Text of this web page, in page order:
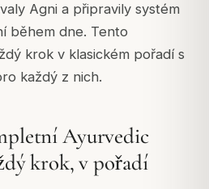
Agni a připravily systém
během dne. Tento
krok v klasickém pořadí s
každý z nich.
Ayurvedic
krok, v pořadí